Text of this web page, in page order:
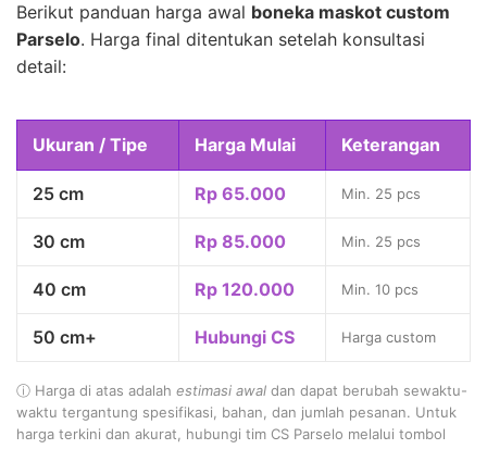
Berikut panduan harga awal boneka maskot custom
Parselo. Harga final ditentukan setelah konsultasi
detail:
Ukuran / Tipe Harga Mulai Keterangan
25 cm Rp 65.000 Min. 25 pcs
30 cm Rp 85.000 Min. 25 pcs
40 cm Rp 120.000 Min. 10 pcs
50 cm+ Hubungi CS Harga custom
ⓘ Harga di atas adalah estimasi awal dan dapat berubah sewaktu-
waktu tergantung spesifikasi, bahan, dan jumlah pesanan. Untuk
harga terkini dan akurat, hubungi tim CS Parselo melalui tombol